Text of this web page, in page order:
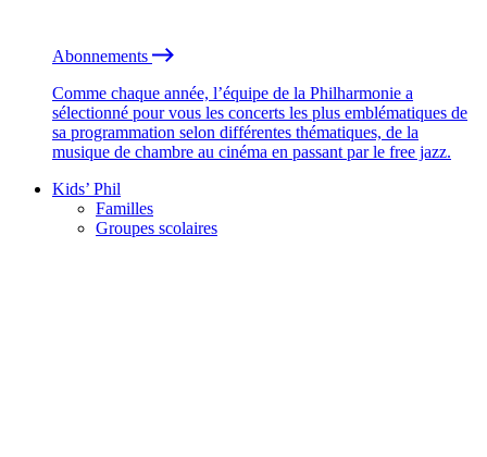
Abonnements
Comme chaque année, l’équipe de la Philharmonie a
sélectionné pour vous les concerts les plus emblématiques de
sa programmation selon différentes thématiques, de la
musique de chambre au cinéma en passant par le free jazz.
Kids’ Phil
Familles
Groupes scolaires